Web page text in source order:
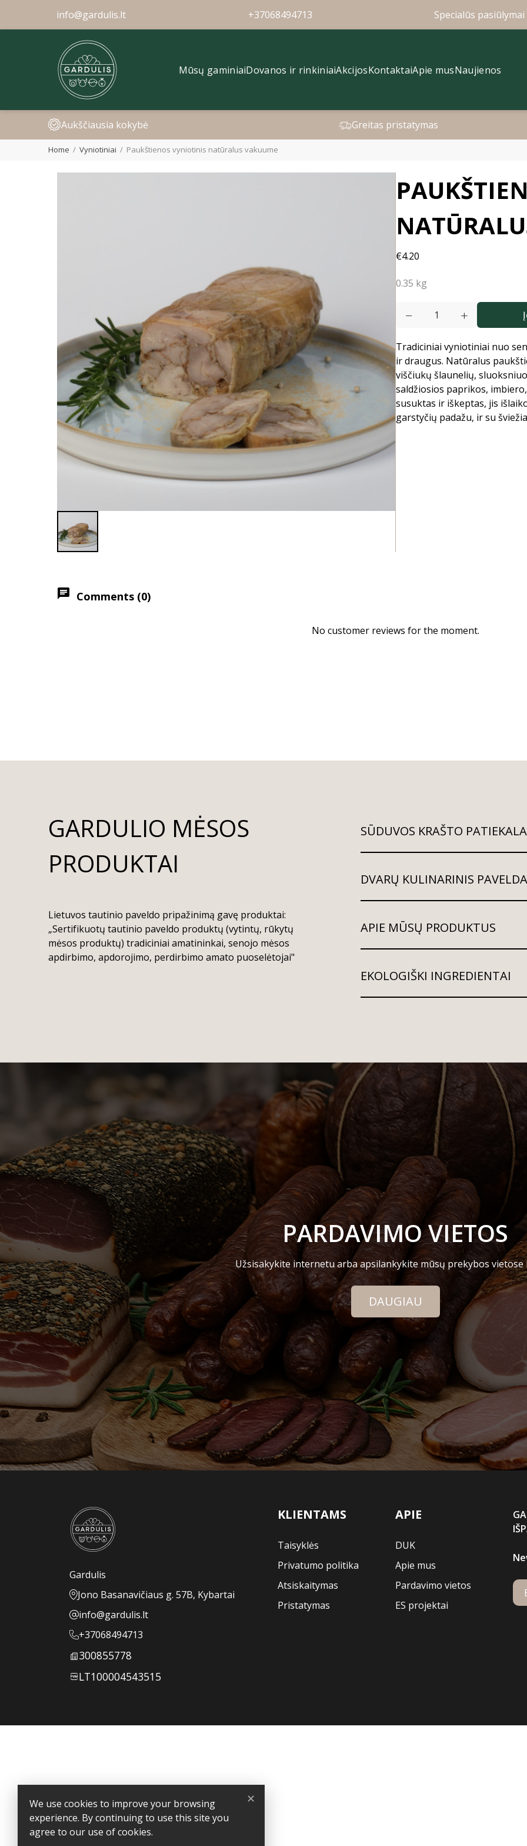
✕
We use cookies to improve your browsing
experience. By continuing to use this site you
agree to our use of cookies.
info@gardulis.lt +37068494713 Specialūs
Mūsų gaminiaiDovanos ir rinkiniaiAkcijosKontaktaiApie musNaujienos
Aukščiausia kokybė Greitas pristatymas
Home Vyniotiniai Paukštienos vyniotinis natūralus vakuume
€4.20
0.35 kg
Tradiciniai vyniotiniai nuo
ir draugus. Natūralus
viščiukų šlaunelių,
saldžiosios paprikos,
susuktas ir iškeptas, jis
garstyčių padažu, ir su
chat Comments (0)
No customer reviews for the moment.
GARDULIO MĖSOS
PRODUKTAI
Lietuvos tautinio paveldo pripažinimą gavę produktai:
„Sertifikuotų tautinio paveldo produktų (vytintų, rūkytų
mėsos produktų) tradiciniai amatininkai, senojo mėsos
apdirbimo, apdorojimo, perdirbimo amato puoselėtojai"
SŪDUVOS KRAŠTO
DVARŲ KULINARINIS
APIE MŪSŲ PRODUKTUS
EKOLOGIŠKI INGREDIENTAI
PARDAVIMO VIETOS
Užsisakykite internetu arba apsilankykite mūsų prekybos vietose
DAUGIAU
Gardulis
Jono Basanavičiaus g. 57B, Kybartai
info@gardulis.lt
+37068494713
300855778
LT100004543515
KLIENTAMS
Taisyklės
Privatumo politika
Atsiskaitymas
Pristatymas
APIE
DUK
Apie mus
Pardavimo vietos
ES projektai
Store information
Gardulis
Specialūs pasiūlymai verslo dovanoms – išskirtinei Jūsų partnerystei.
Jono Basanavičiaus g. 57B, Kybartai